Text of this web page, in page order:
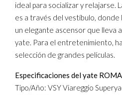
ideal para socializar y relajarse.
es a través del vestíbulo,
un elegante ascensor que lleva
yate. Para el entretenimiento,
selección de grandes películas.
Especificaciones del yate ROMA
Tipo/Año: VSY Viareggio